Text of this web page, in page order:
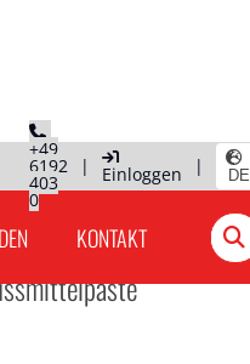
+49
6192
403
0
| Einloggen | DE
KONTAKT
Hauptseite